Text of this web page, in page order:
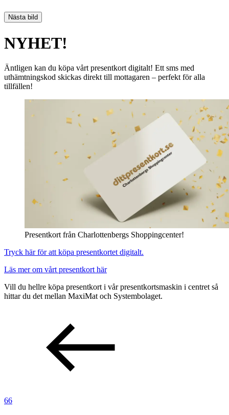
Nästa bild
NYHET!
Äntligen kan du köpa vårt presentkort digitalt! Ett sms med
uthämtningskod skickas direkt till mottagaren – perfekt för alla
tillfällen!
Presentkort från Charlottenbergs Shoppingcenter!
Tryck här för att köpa presentkortet digitalt.
Läs mer om vårt presentkort här
Vill du hellre köpa presentkort i vår presentkortsmaskin i centret så
hittar du det mellan MaxiMat och Systembolaget.
66